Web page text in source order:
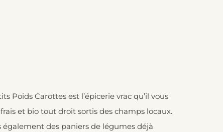
Poids Carottes est l’épicerie vrac qu’il vous
et bio tout droit sortis des champs locaux.
des paniers de légumes déjà